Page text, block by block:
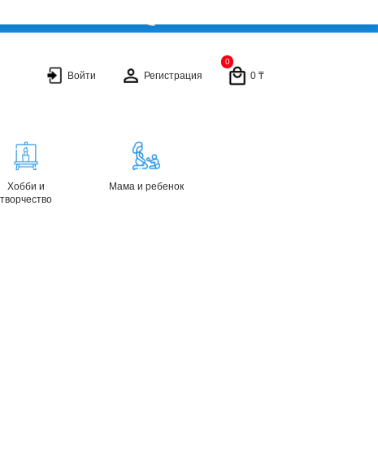
Войти Регистрация
0
0 ₸
Хобби и
творчество
Мама и ребенок